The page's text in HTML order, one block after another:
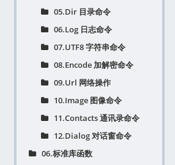
05.Dir 目录命令
06.Log 日志命令
07.UTF8 字符串命令
08.Encode 加解密命令
09.Url 网络操作
10.Image 图像命令
11.Contacts 通讯录命令
12.Dialog 对话窗命令
06.标准库函数